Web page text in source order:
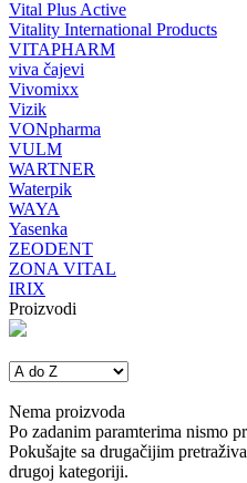
Vital Plus Active
Vitality International Products
VITAPHARM
viva čajevi
Vivomixx
Vizik
VONpharma
VULM
WARTNER
Waterpik
WAYA
Yasenka
ZEODENT
ZONA VITAL
IRIX
Proizvodi
Nema proizvoda
Po zadanim paramterima nismo
Pokušajte sa drugačijim
drugoj kategoriji.